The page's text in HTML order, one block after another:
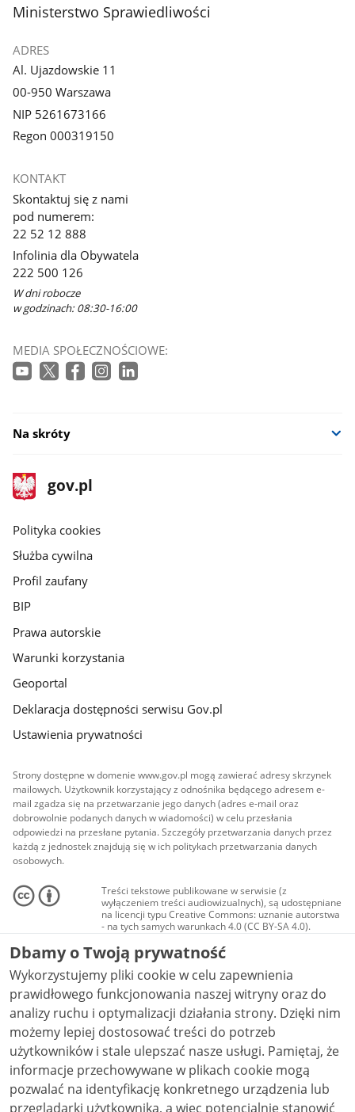
stopka
Ministerstwo Sprawiedliwości
ADRES
Al. Ujazdowskie 11
00-950 Warszawa
NIP 5261673166
Regon 000319150
KONTAKT
Skontaktuj się z nami
pod numerem:
22 52 12 888
Infolinia dla Obywatela
222 500 126
W dni robocze
w godzinach: 08:30-16:00
MEDIA SPOŁECZNOŚCIOWE:
Na skróty
stopka
gov.pl
Strona
gov.pl
gov.pl
Polityka cookies
Służba cywilna
Profil zaufany
BIP
Prawa autorskie
Warunki korzystania
Geoportal
Deklaracja dostępności serwisu Gov.pl
Ustawienia prywatności
Strony dostępne w domenie www.gov.pl mogą zawierać adresy skrzynek
mailowych. Użytkownik korzystający z odnośnika będącego adresem e-
mail zgadza się na przetwarzanie jego danych (adres e-mail oraz
dobrowolnie podanych danych w wiadomości) w celu przesłania
odpowiedzi na przesłane pytania. Szczegóły przetwarzania danych przez
każdą z jednostek znajdują się w ich politykach przetwarzania danych
osobowych.
Treści tekstowe publikowane w serwisie (z
wyłączeniem treści audiowizualnych), są udostępniane
na licencji typu Creative Commons: uznanie autorstwa
- na tych samych warunkach 4.0 (CC BY-SA 4.0).
Materiały audiowizualne, w tym zdjęcia, materiały
audio i wideo, są udostępniane na licencji typu
Creative Commons: uznanie autorstwa użycie
niekomercyjne - bez utworów zależnych 4.0 (CC BY-
NC-ND 4.0), o ile nie jest to stwierdzone inaczej.
Dbamy o Twoją prywatność
Wykorzystujemy pliki cookie w celu zapewnienia
prawidłowego funkcjonowania naszej witryny oraz do
analizy ruchu i optymalizacji działania strony. Dzięki nim
możemy lepiej dostosować treści do potrzeb
użytkowników i stale ulepszać nasze usługi. Pamiętaj, że
informacje przechowywane w plikach cookie mogą
pozwalać na identyfikację konkretnego urządzenia lub
przeglądarki użytkownika, a więc potencjalnie stanowić